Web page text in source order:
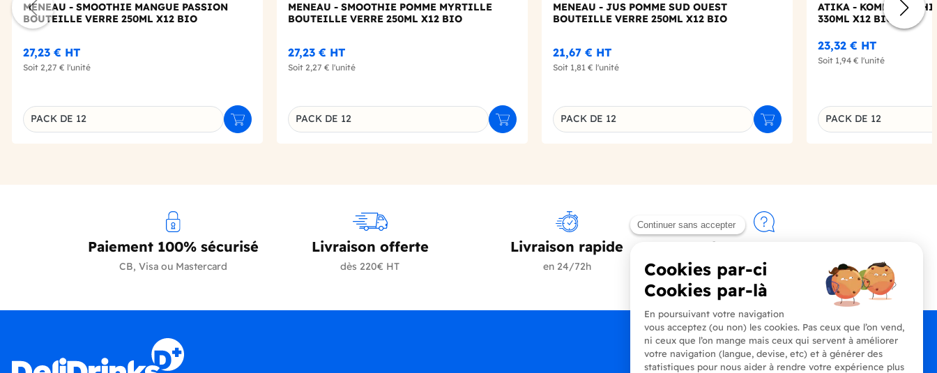
MENEAU - SMOOTHIE MANGUE PASSION
BOUTEILLE VERRE 250ML X12 BIO
27,23 € HT
Soit 2,27 € l'unité
Déclinaison du produit
PACK DE 12 Ajouter au panier
MENEAU - SMOOTHIE POMME MYRTILLE
BOUTEILLE VERRE 250ML X12 BIO
27,23 € HT
Soit 2,27 € l'unité
Déclinaison du produit
PACK DE 12 Ajouter au panier
MENEAU - JUS POMME SUD OUEST
BOUTEILLE VERRE 250ML X12 BIO
21,67 € HT
Soit 1,81 € l'unité
Déclinaison du produit
PACK DE 12 Ajouter au panier
ATIKA - KOMBUCHA
330ML X12 BIO
23,32 € HT
Soit 1,94 € l'unité
Déclinaison du produit
PACK DE 12
Paiement 100% sécurisé
CB, Visa ou Mastercard
Livraison offerte
dès 220€ HT
Livraison rapide
en 24/72h
Contactez-nous
+33 (0)4 90 91 20 80